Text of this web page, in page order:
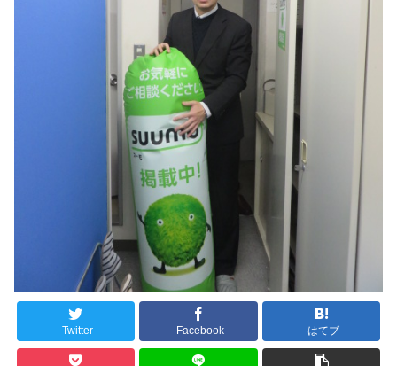
Twitter Facebook はてブ